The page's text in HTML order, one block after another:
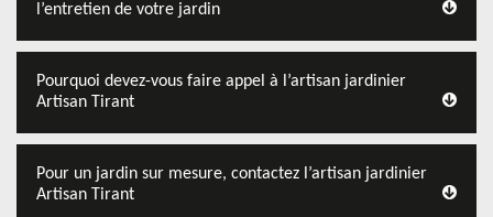
l’entretien de votre jardin
Pourquoi devez-vous faire appel à l’artisan jardinier
Artisan Tirant
Pour un jardin sur mesure, contactez l’artisan jardinier
Artisan Tirant